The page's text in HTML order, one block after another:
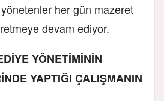
her gün mazeret
devam ediyor.
YÖNETİMİNİN
YAPTIĞI ÇALIŞMANIN